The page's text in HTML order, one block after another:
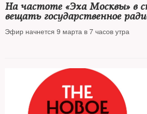
На частоте «Эха Москвы» в
вещать государственное
Эфир начнется 9 марта в 7 часов утра